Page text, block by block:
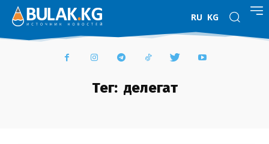
RU KG
Тег: делегат